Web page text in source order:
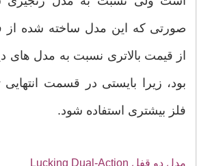
صورتی که این مدل ساخته شده از
از قیمت بالاتری نسبت به مدل های
بود، زیرا بایستی در قسمت
فلز بیشتری استفاده شود.
مدل دو قفل Lucking Dual-Action